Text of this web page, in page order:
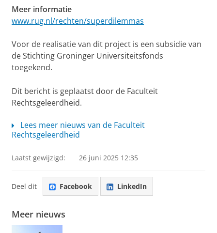
Meer informatie
www.rug.nl/rechten/superdilemmas
Voor de realisatie van dit project is een subsidie van
de Stichting Groninger Universiteitsfonds
toegekend.
Dit bericht is geplaatst door de Faculteit
Rechtsgeleerdheid.
Lees meer nieuws van de Faculteit
Rechtsgeleerdheid
Laatst gewijzigd: 26 juni 2025 12:35
Deel dit Facebook LinkedIn
Meer nieuws